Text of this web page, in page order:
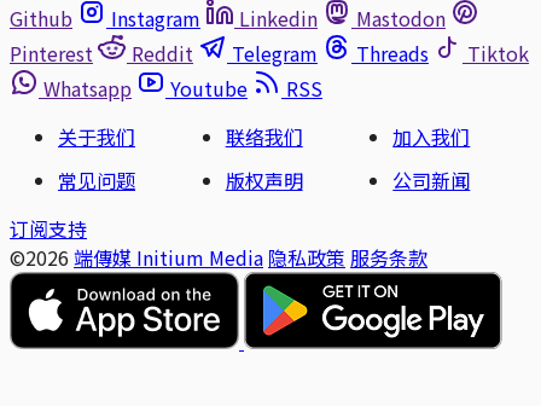
Github
Instagram Linkedin
Mastodon
Pinterest
Reddit Telegram Threads
Tiktok
Whatsapp
Youtube
RSS
关于我们
联络我们
加入我们
常见问题
版权声明
公司新闻
订阅支持
©2026 端傳媒 Initium Media 隐私政策 服务条款